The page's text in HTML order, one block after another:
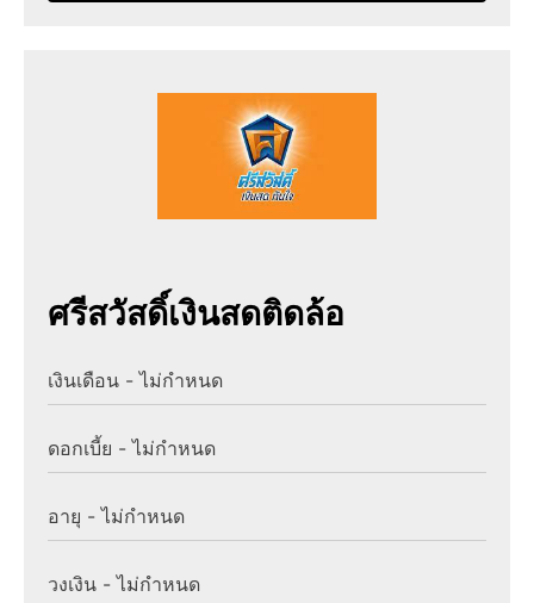
ศรีสวัสดิ์เงินสดติดล้อ
เงินเดือน - ไม่กำหนด
ดอกเบี้ย - ไม่กำหนด
อายุ - ไม่กำหนด
วงเงิน - ไม่กำหนด